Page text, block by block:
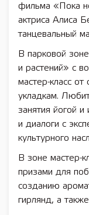
фильма «Пока
актриса Алиса
танцевальный
В парковой
и растений» с
мастер-класс от
укладкам.
занятия йогой и
и диалоги с
культурного
В зоне мастер-
призами для
созданию
гирлянд, а